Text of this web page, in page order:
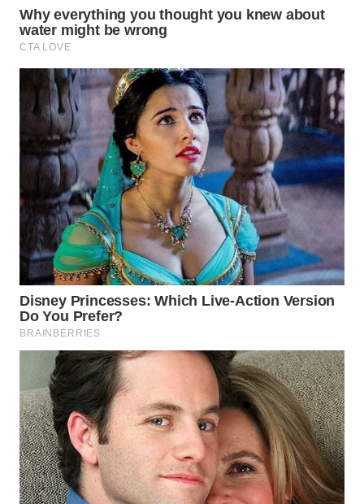
KALTIM
WN
SULSEL
WN
GORONTALO
WN
SULUT
WN
MALUKU
WN
MALUT
WN
DAIRI
WN
DANAU
TOBA
WN